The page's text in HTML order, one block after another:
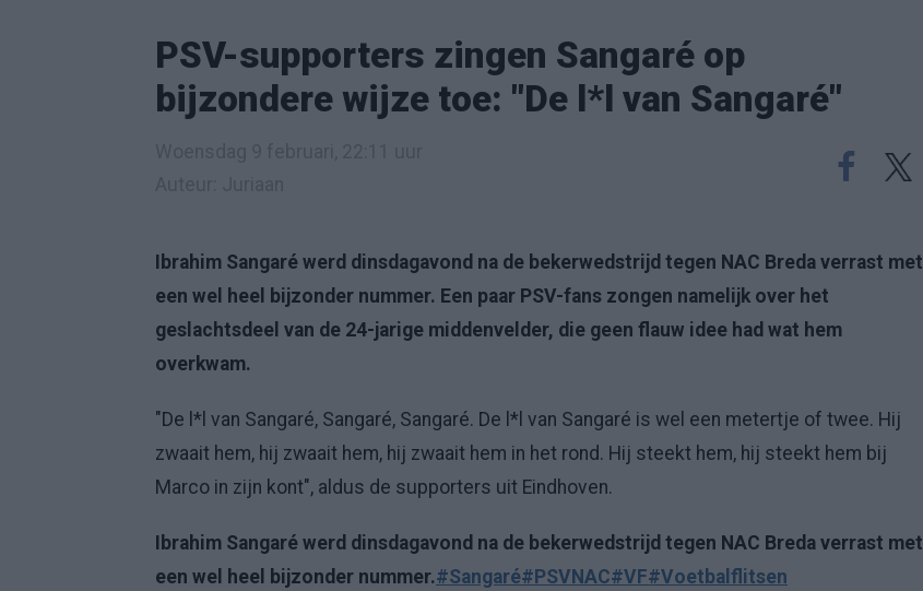
PSV-supporters zingen Sangaré op
bijzondere wijze toe: "De l*l van Sangaré"
Ibrahim Sangaré werd dinsdagavond na de bekerwedstrijd tegen NAC Breda verrast met
een wel heel bijzonder nummer. Een paar PSV-fans zongen namelijk over het
geslachtsdeel van de 24-jarige middenvelder, die geen flauw idee had wat hem
overkwam.
"De l*l van Sangaré, Sangaré, Sangaré. De l*l van Sangaré is wel een metertje of twee. Hij
zwaait hem, hij zwaait hem, hij zwaait hem in het rond. Hij steekt hem, hij steekt hem bij
Marco in zijn kont", aldus de supporters uit Eindhoven.
Ibrahim Sangaré werd dinsdagavond na de bekerwedstrijd tegen NAC Breda verrast met
een wel heel bijzonder nummer.#Sangaré#PSVNAC#VF#Voetbalflitsen